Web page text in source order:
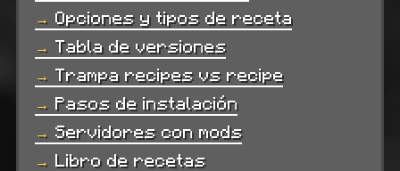
Opciones y tipos de receta
Tabla de versiones
Trampa recipes vs recipe
Pasos de instalación
Servidores con mods
Libro de recetas